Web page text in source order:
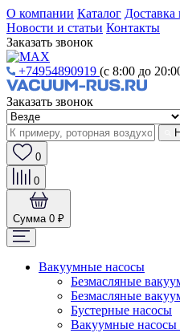
О компании Каталог Доставка
Новости и статьи Контакты
Заказать звонок
+74954890919 (с 8:00 до
Заказать звонок
0
0
Сумма 0 ₽
Вакуумные насосы
Безмасляные
Безмасляные
Бустерные насосы
Вакуумные насосы